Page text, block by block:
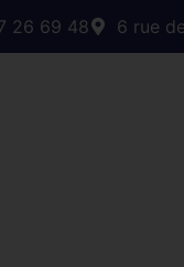
26 69 48 6 rue